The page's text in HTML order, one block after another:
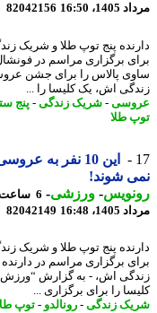
16:50
82042156
پنج توپ طلا و شریک زندگی
برگزاری مراسم در فونشال و
پالاس را برای جشن عروسی
اش، یک کلیسا را ...
-شریک زندگی-پنج ستاره
طلا
این 10 نفر به عروسی
شوند!
-ورزشی-
16:48
82042149
پنج توپ طلا و شریک زندگی
برگزاری مراسم در دارنده
اش، - به گزارش “ورزش
را برای برگزاری ...
زندگی-رونالدو-توپ طلا-